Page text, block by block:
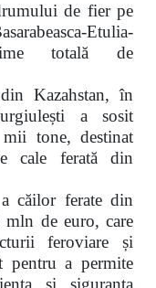
de fier pe
Etulia-
totală de
din Kazahstan, în
a sosit
tone, destinat
cale ferată din
căilor ferate din
de euro, care
feroviare și
pentru a permite
și siguranța